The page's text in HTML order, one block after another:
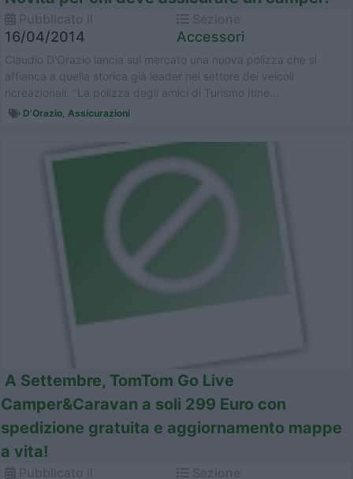
16/04/2014 Accessori
Claudio D'Orazio lancia sul mercato una nuova polizza che si
affianca a quella storica già leader nel settore dei veicoli
ricreazionali. "La polizza degli amici di Turismo Itine...
D'Orazio Assicurazioni
A Settembre, TomTom Go Live
Camper&Caravan a soli 299 Euro con
spedizione gratuita e aggiornamento mappe
a vita!